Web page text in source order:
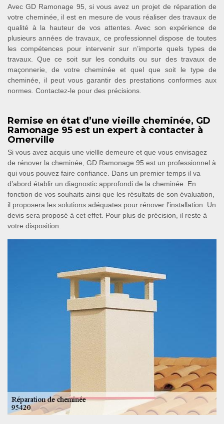
Avec GD Ramonage 95, si vous avez un projet de réparation de
votre cheminée, il est en mesure de vous réaliser des travaux de
qualité à la hauteur de vos attentes. Avec son expérience de
plusieurs années de travaux, ce professionnel dispose de toutes
les compétences pour intervenir sur n’importe quels types de
travaux. Que ce soit sur les conduits ou sur des travaux de
maçonnerie, de votre cheminée et quel que soit le type de
cheminée, il peut vous garantir des prestations conformes aux
normes. Contactez-le pour des précisions.
Remise en état d’une vieille cheminée, GD
Ramonage 95 est un expert à contacter à
Omerville
Si vous avez acquis une viellle demeure et que vous envisagez
de rénover la cheminée, GD Ramonage 95 est un professionnel à
qui vous pouvez faire confiance. Dans un premier temps il va
d’abord établir un diagnostic approfondi de la cheminée. En
fonction de vos souhaits ainsi que les résultats de son évaluation,
il proposera les solutions adéquates pour rénover l’installation. Un
devis sera proposé à cet effet. Pour plus de précision, il reste à
votre disposition.